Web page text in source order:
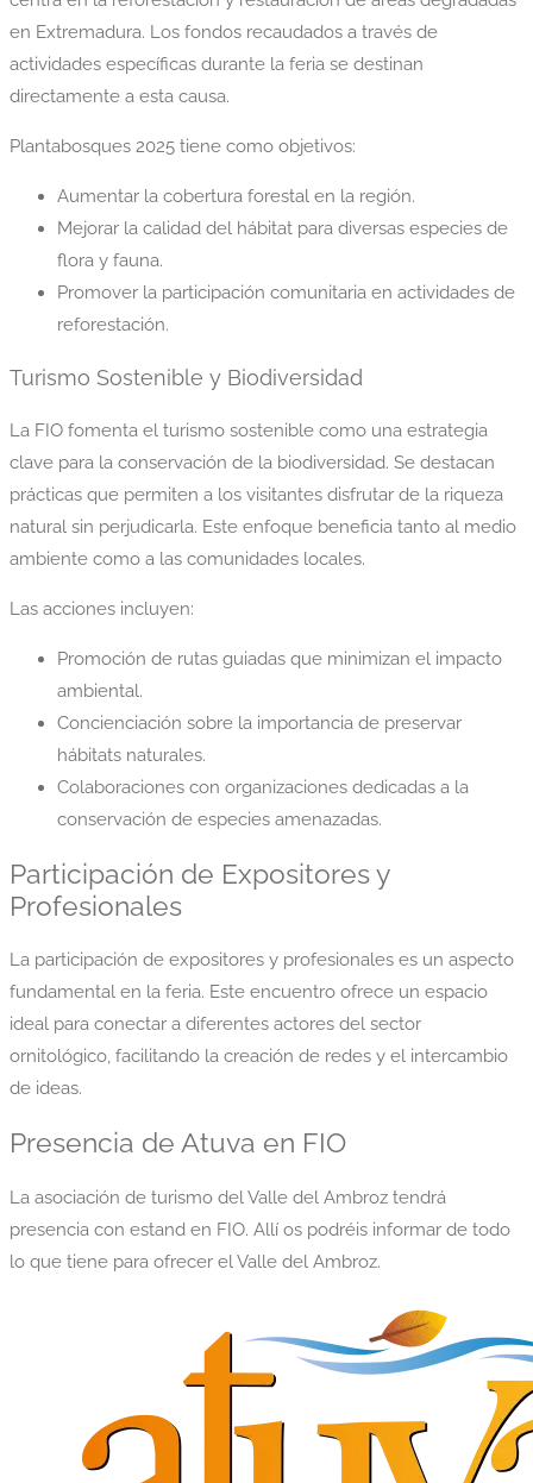
en Extremadura. Los fondos recaudados a través de
actividades específicas durante la feria se destinan
directamente a esta causa.
Plantabosques 2025 tiene como objetivos:
Aumentar la cobertura forestal en la región.
Mejorar la calidad del hábitat para diversas especies de
flora y fauna.
Promover la participación comunitaria en actividades de
reforestación.
Turismo Sostenible y Biodiversidad
La FIO fomenta el turismo sostenible como una estrategia
clave para la conservación de la biodiversidad. Se destacan
prácticas que permiten a los visitantes disfrutar de la riqueza
natural sin perjudicarla. Este enfoque beneficia tanto al medio
ambiente como a las comunidades locales.
Las acciones incluyen:
Promoción de rutas guiadas que minimizan el impacto
ambiental.
Concienciación sobre la importancia de preservar
hábitats naturales.
Colaboraciones con organizaciones dedicadas a la
conservación de especies amenazadas.
Participación de Expositores y
Profesionales
La participación de expositores y profesionales es un aspecto
fundamental en la feria. Este encuentro ofrece un espacio
ideal para conectar a diferentes actores del sector
ornitológico, facilitando la creación de redes y el intercambio
de ideas.
Presencia de Atuva en FIO
La asociación de turismo del Valle del Ambroz tendrá
presencia con estand en FIO. Allí os podréis informar de todo
lo que tiene para ofrecer el Valle del Ambroz.